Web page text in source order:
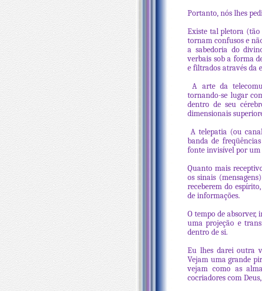
Portanto, nós lhes
Existe tal pletora (tão
tornam confusos e
a sabedoria do
verbais sob a forma
e filtrados através da
A arte da
tornando-se lugar
dentro de seu
dimensionais
A telepatia (ou
banda de
fonte invisível por um
Quanto mais
os sinais
receberem do
de informações.
O tempo de
uma projeção e
dentro de si.
Eu lhes darei outra
Vejam uma grande
vejam como as
cocriadores com